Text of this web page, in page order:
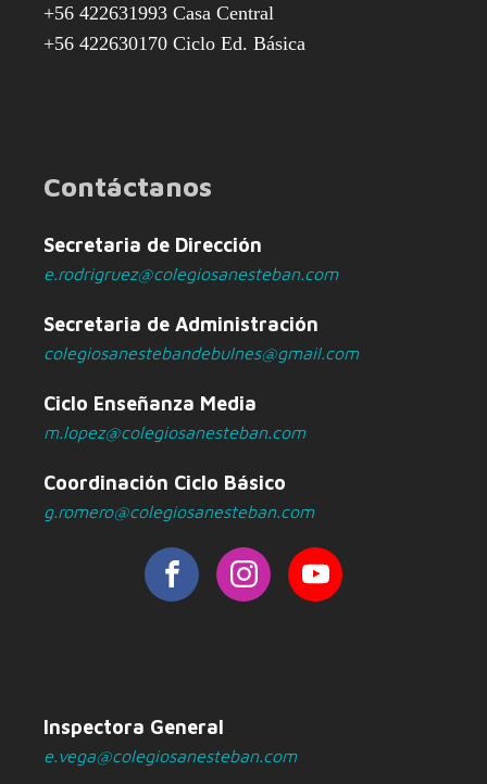
+56 422631993 Casa Central
+56 422630170 Ciclo Ed. Básica
Contáctanos
Secretaria de Dirección
e.rodrigruez@colegiosanesteban.com
Secretaria de Administración
colegiosanestebandebulnes@gmail.com
Ciclo Enseñanza Media
m.lopez@colegiosanesteban.com
Coordinación Ciclo Básico
g.romero@colegiosanesteban.com
Inspectora General
e.vega@colegiosanesteban.com